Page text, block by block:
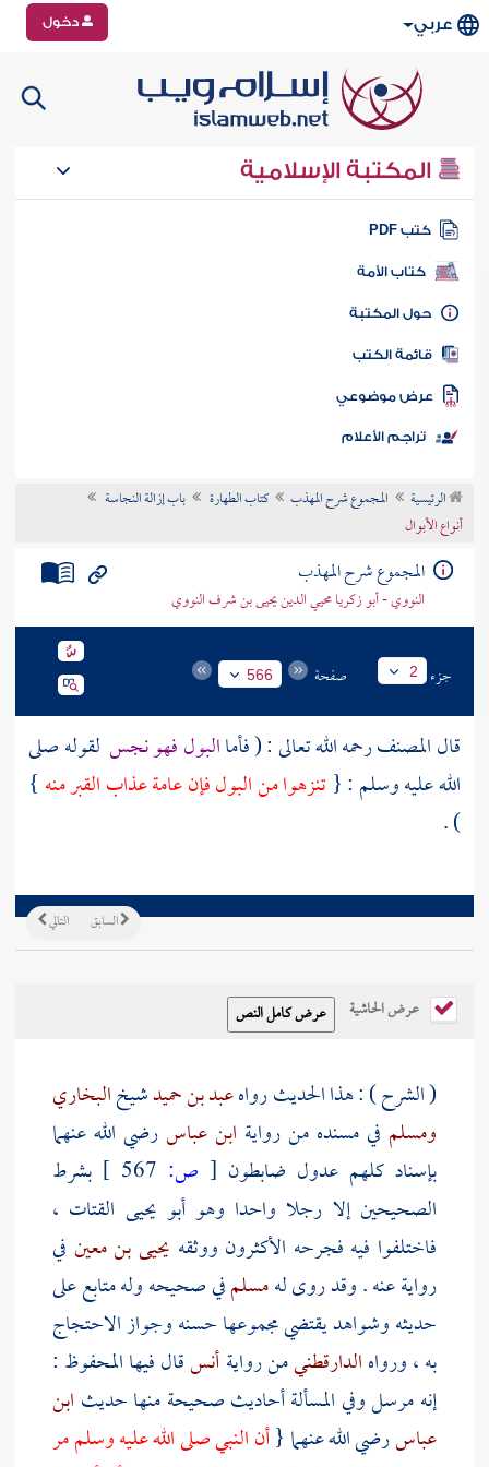
عربي دخول
المكتبة الإسلامية
كتب PDF
كتاب الأمة
المكتبة
الكتب
موضوعي
تراجم الأعلام
الرئيسية المجموع شرح المهذب كتاب الطهارة
باب إزالة النجاسة
أنواع الأبوال
المجموع شرح المهذب
النووي - أبو زكريا محيي الدين يحيى بن شرف النووي
جزء 2 صفحة 566
قالالمصنفرحمه الله تعالى : ( فأماالبول فهو نجس لقوله صلى
الله عليه وسلم : {تنزهوا من البول فإن عامة عذاب القبر منه }
) .
التالي السابق
عرض الحاشية
( الشرح ) : هذا الحديث رواهعبد بن حميدشيخالبخاري
ومسلم في مسنده من رواية ابن عباسرضي الله عنهما
بإسناد كلهم عدول ضابطون [ ص:
بشرط
الصحيحين إلا رجلا واحدا وهوأبو يحيى القتات ،
فاختلفوا فيه فجرحه الأكثرون ووثقه يحيى بن معين في
رواية عنه . وقد روى لهمسلمفي صحيحه وله متابع على
حديثه وشواهد يقتضي مجموعها حسنه وجواز الاحتجاج
به ، ورواهالدارقطنيمن روايةأنسقال فيها المحفوظ :
إنه مرسل وفي المسألة أحاديث صحيحة منها حديث ابن
عباسرضي الله عنهما {أن النبي صلى الله عليه وسلم مر